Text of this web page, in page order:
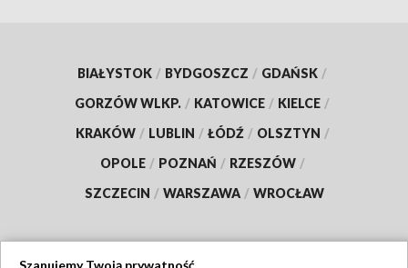
BIAŁYSTOK / BYDGOSZCZ / GDAŃSK /
GORZÓW WLKP. / KATOWICE / KIELCE /
KRAKÓW / LUBLIN / ŁÓDŹ / OLSZTYN /
OPOLE / POZNAŃ / RZESZÓW /
SZCZECIN / WARSZAWA / WROCŁAW
Szanujemy Twoją prywatność